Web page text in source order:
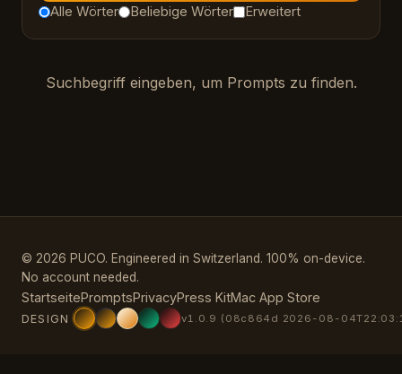
Alle Wörter Beliebige Wörter Erweitert
Suchbegriff eingeben, um Prompts zu finden.
© 2026 PUCO. Engineered in Switzerland. 100% on-device.
No account needed.
StartseitePromptsPrivacyPress KitMac App Store
DESIGN v1.0.9 (08c864d 2026-08-